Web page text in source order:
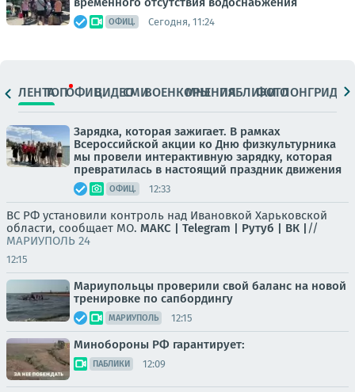
ОФИЦ. Сегодня, 11:24
ЛЕНТАТОПОФИЦ.ВИДЕОСМИВОЕНКОРЫМНЕНИЯПАБЛИКИ
ФОТОЛОНГРИДЫ
Зарядка, которая зажигает. В рамках
Всероссийской акции ко Дню физкультурника
мы провели интерактивную зарядку, которая
превратилась в настоящий праздник движения
ОФИЦ. 12:33
ВС РФ установили контроль над Ивановкой Харьковской
области, сообщает МО. МАКС | Telegram | Рутуб | ВК | //
МАРИУПОЛЬ 24
12:15
Мариупольцы проверили свой баланс на новой
тренировке по сапбордингу
МАРИУПОЛЬ 12:15
Минобороны РФ гарантирует:
ПАБЛИКИ 12:09